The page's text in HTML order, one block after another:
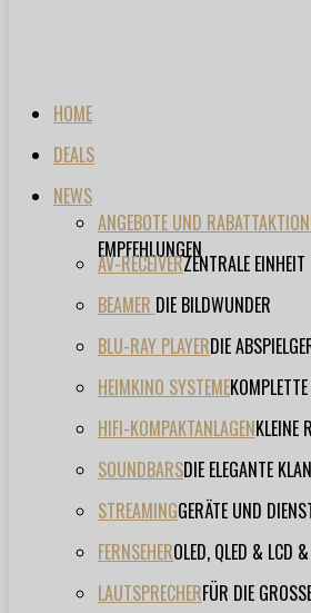
HOME
DEALS
NEWS
ANGEBOTE UND
EMPFEHLUNGEN
AV-RECEIVERZENTRALE EINHEIT
BEAMER DIE BILDWUNDER
BLU-RAY PLAYERDIE
HEIMKINO SYSTEME
HIFI-KOMPAKTANLAGENKLEINE
SOUNDBARSDIE ELEGANTE
STREAMINGGERÄTE UND
FERNSEHEROLED, QLED & LCD
LAUTSPRECHERFÜR DIE